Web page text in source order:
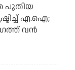
പുതിയ
എ.ഐ;
വന്‍